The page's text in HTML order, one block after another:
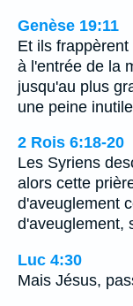
Genèse 19:11
Et ils
à l'entrée de la
jusqu'au plus
une peine
2 Rois 6:18-20
Les Syriens
alors cette
d'aveuglement
d'aveuglement,
Luc 4:30
Mais Jésus,